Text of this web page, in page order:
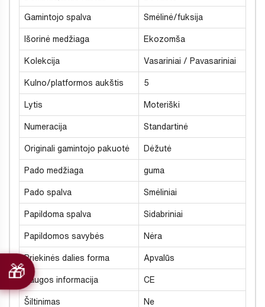
Gamintojo spalva Smėlinė/fuksija
Išorinė medžiaga Ekozomša
Kolekcija Vasariniai / Pavasariniai
Kulno/platformos aukštis 5
Lytis Moteriški
Numeracija Standartinė
Originali gamintojo pakuotė Dėžutė
Pado medžiaga guma
Pado spalva Smėliniai
Papildoma spalva Sidabriniai
Papildomos savybės Nėra
Priekinės dalies forma Apvalūs
Saugos informacija CE
Šiltinimas Ne